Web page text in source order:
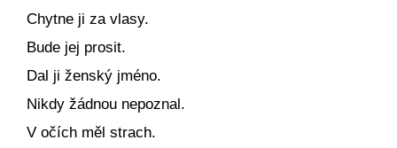
Chytne ji za vlasy.
Bude jej prosit.
Dal ji ženský jméno.
Nikdy žádnou nepoznal.
V očích měl strach.